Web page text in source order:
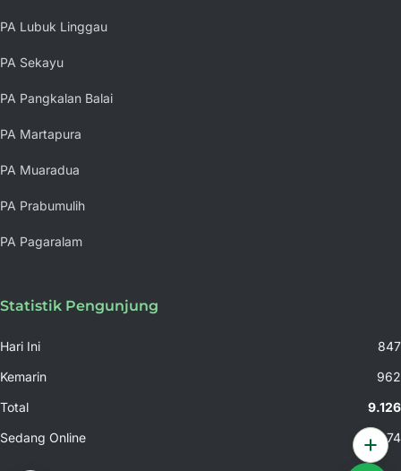
PA Lubuk Linggau
PA Sekayu
PA Pangkalan Balai
PA Martapura
PA Muaradua
PA Prabumulih
PA Pagaralam
Statistik Pengunjung
Hari Ini
847
Kemarin
962
Total
9.126
Sedang Online
74